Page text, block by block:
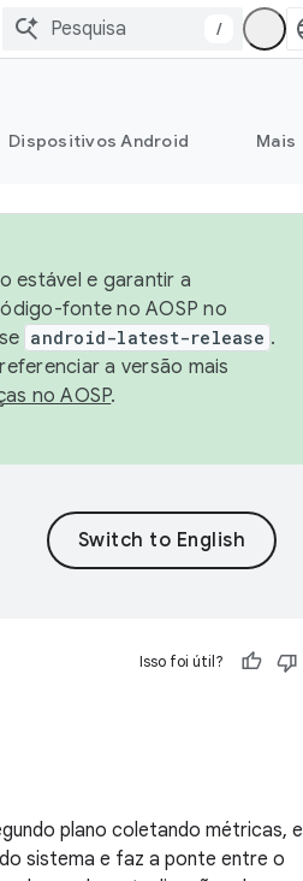
/
Dispositivos Android Mais
estável e garantir a
fonte no AOSP no
android-latest-release .
a versão mais
no AOSP.
Isso foi útil?
plano coletando métricas, e
sistema e faz a ponte entre o